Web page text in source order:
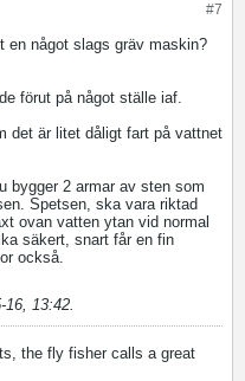
#7
en något slags gräv maskin?
förut på något ställe iaf.
det är litet dåligt fart på vattnet
bygger 2 armar av sten som
Spetsen, ska vara riktad
ovan vatten ytan vid normal
säkert, snart får en fin
också.
16, 13:42.
the fly fisher calls a great